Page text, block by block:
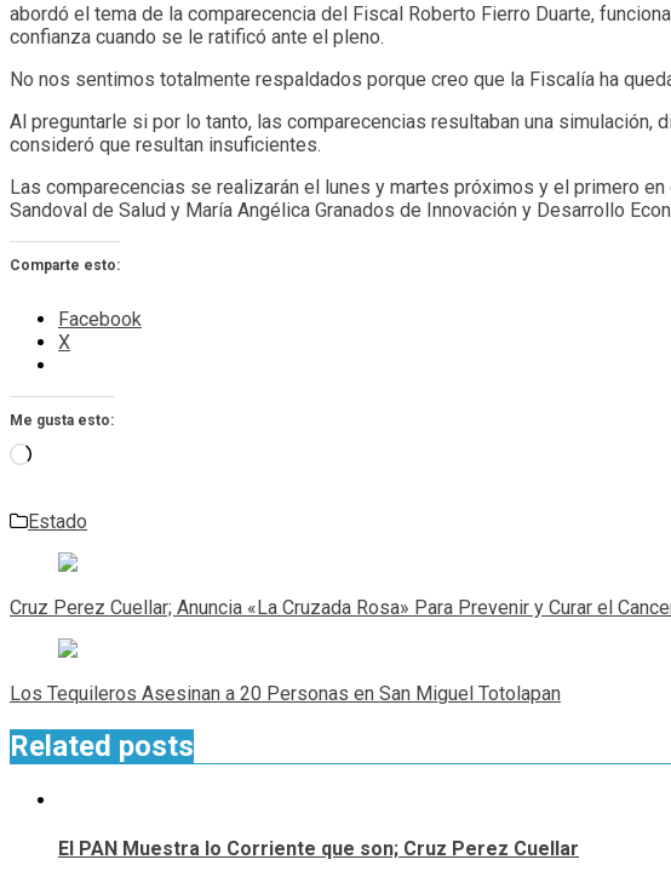
abordó el tema de la comparecencia del Fiscal Roberto Fierro Duarte,
confianza cuando se le ratificó ante el pleno.
No nos sentimos totalmente respaldados porque creo que la Fiscalía ha
Al preguntarle si por lo tanto, las comparecencias resultaban una simulación,
consideró que resultan insuficientes.
Las comparecencias se realizarán el lunes y martes próximos y el primero
Sandoval de Salud y María Angélica Granados de Innovación y Desarrollo
Comparte esto:
Facebook
X
Me gusta esto:
Cargando...
Estado
Navegación
de
entradas
Cruz Perez Cuellar; Anuncia «La Cruzada Rosa» Para Prevenir y Curar el
Los Tequileros Asesinan a 20 Personas en San Miguel Totolapan
Related posts
El PAN Muestra lo Corriente que son; Cruz Perez Cuellar